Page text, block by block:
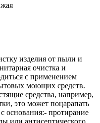
изделия от пыли и
очистка и
с применением
моющих средств.
средства, например,
это может поцарапать
основания:- протирание